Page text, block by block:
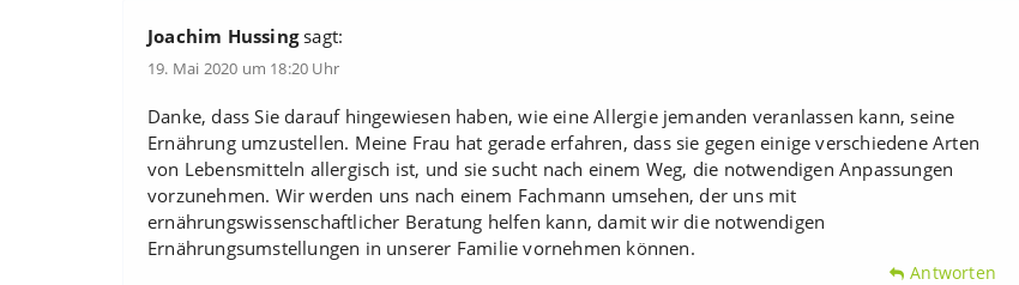
Joachim Hussing sagt:
19. Mai 2020 um 18:20 Uhr
Danke, dass Sie darauf hingewiesen haben, wie eine Allergie jemanden veranlassen kann, seine
Ernährung umzustellen. Meine Frau hat gerade erfahren, dass sie gegen einige verschiedene Arten
von Lebensmitteln allergisch ist, und sie sucht nach einem Weg, die notwendigen Anpassungen
vorzunehmen. Wir werden uns nach einem Fachmann umsehen, der uns mit
ernährungswissenschaftlicher Beratung helfen kann, damit wir die notwendigen
Ernährungsumstellungen in unserer Familie vornehmen können.
Antworten